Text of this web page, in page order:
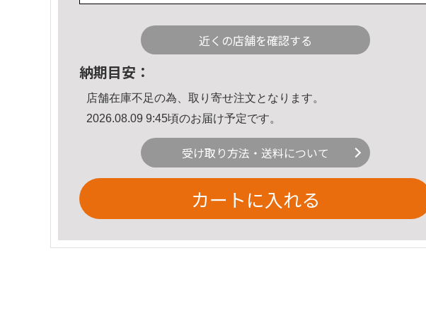
近くの店舗を確認する
納期目安：
店舗在庫不足の為、取り寄せ注文となります。
2026.08.09 9:45頃のお届け予定です。
受け取り方法・送料について
カートに入れる